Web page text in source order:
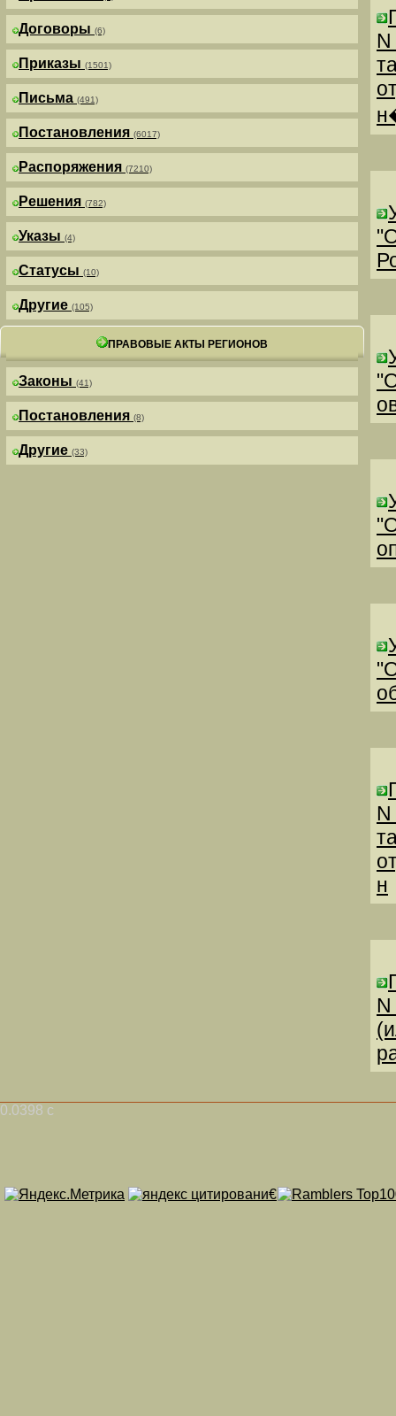
Договоры (6)
Приказы (1501)
Письма (491)
Постановления (6017)
Распоряжения (7210)
Решения (782)
Указы (4)
Статусы (10)
Другие (105)
ПРАВОВЫЕ АКТЫ РЕГИОНОВ
Законы (41)
Постановления (8)
Другие (33)
н
0.0398 с